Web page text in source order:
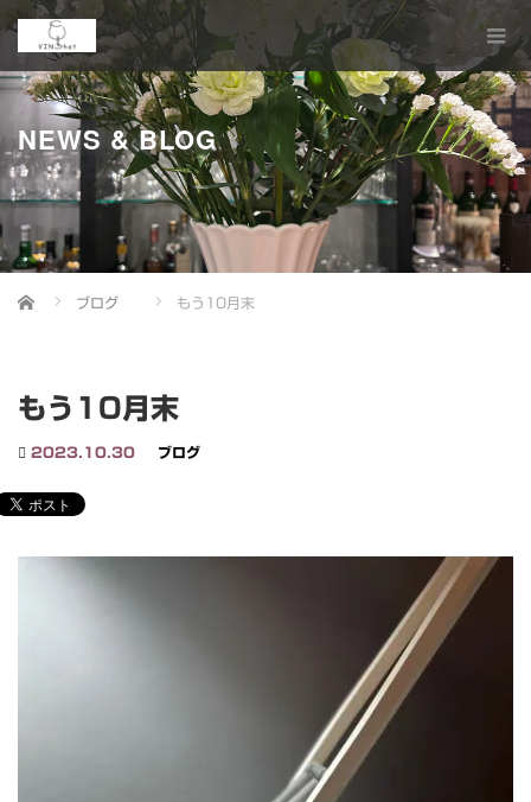
NEWS & BLOG
Home ブログ もう10月末
もう10月末
2023.10.30 ブログ